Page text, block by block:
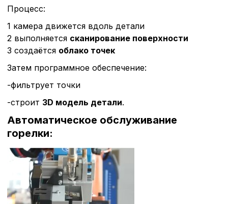
Процесс:
1 камера движется вдоль детали
2 выполняется сканирование поверхности
3 создаётся облако точек
Затем программное обеспечение:
-фильтрует точки
-строит 3D модель детали.
Автоматическое обслуживание
горелки: